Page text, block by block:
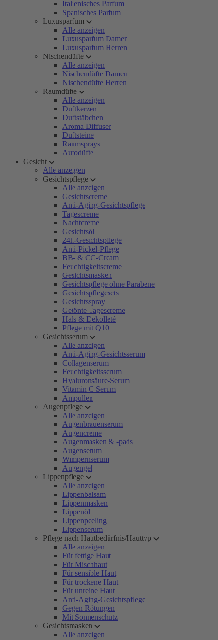
Italienisches Parfum
Spanisches Parfum
Luxusparfum
Alle anzeigen
Luxusparfum Damen
Luxusparfum Herren
Nischendüfte
Alle anzeigen
Nischendüfte Damen
Nischendüfte Herren
Raumdüfte
Alle anzeigen
Duftkerzen
Duftstäbchen
Aroma Diffuser
Duftsteine
Raumsprays
Autodüfte
Gesicht
Alle anzeigen
Gesichtspflege
Alle anzeigen
Gesichtscreme
Anti-Aging-Gesichtspflege
Tagescreme
Nachtcreme
Gesichtsöl
24h-Gesichtspflege
Anti-Pickel-Pflege
BB- & CC-Cream
Feuchtigkeitscreme
Gesichtsmasken
Gesichtspflege ohne Parabene
Gesichtspflegesets
Gesichtsspray
Getönte Tagescreme
Hals & Dekolleté
Pflege mit Q10
Gesichtsserum
Alle anzeigen
Anti-Aging-Gesichtsserum
Collagenserum
Feuchtigkeitsserum
Hyaluronsäure-Serum
Vitamin C Serum
Ampullen
Augenpflege
Alle anzeigen
Augenbrauenserum
Augencreme
Augenmasken & -pads
Augenserum
Wimpernserum
Augengel
Lippenpflege
Alle anzeigen
Lippenbalsam
Lippenmasken
Lippenöl
Lippenpeeling
Lippenserum
Pflege nach Hautbedürfnis/Hauttyp
Alle anzeigen
Für fettige Haut
Für Mischhaut
Für sensible Haut
Für trockene Haut
Für unreine Haut
Anti-Aging-Gesichtspflege
Gegen Rötungen
Mit Sonnenschutz
Gesichtsmasken
Alle anzeigen